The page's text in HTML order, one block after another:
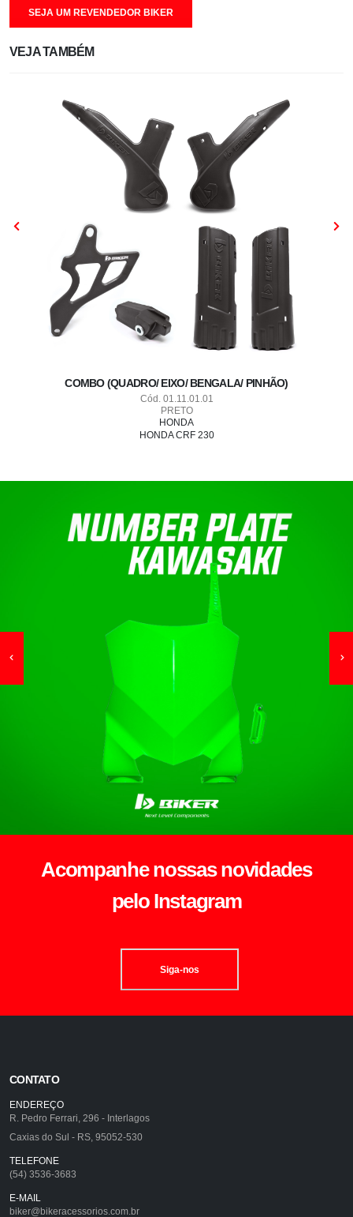
SEJA UM REVENDEDOR BIKER
VEJA TAMBÉM
COMBO (QUADRO/ EIXO/ BENGALA/ PINHÃO)
Cód. 01.11.01.01
PRETO
HONDA
HONDA CRF 230
Acompanhe nossas novidades
pelo Instagram
Siga-nos
CONTATO
ENDEREÇO
R. Pedro Ferrari, 296 - Interlagos
Caxias do Sul - RS, 95052-530
TELEFONE
(54) 3536-3683
E-MAIL
biker@bikeracessorios.com.br